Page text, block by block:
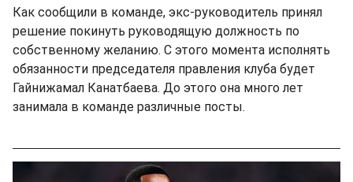
Как сообщили в команде, экс-руководитель принял
решение покинуть руководящую должность по
собственному желанию. С этого момента исполнять
обязанности председателя правления клуба будет
Гайнижамал Канатбаева. До этого она много лет
занимала в команде различные посты.